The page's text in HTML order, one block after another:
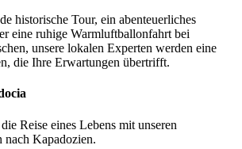
historische Tour, ein abenteuerliches
eine ruhige Warmluftballonfahrt bei
unsere lokalen Experten werden eine
die Ihre Erwartungen übertrifft.
Reise eines Lebens mit unseren
nach Kapadozien.